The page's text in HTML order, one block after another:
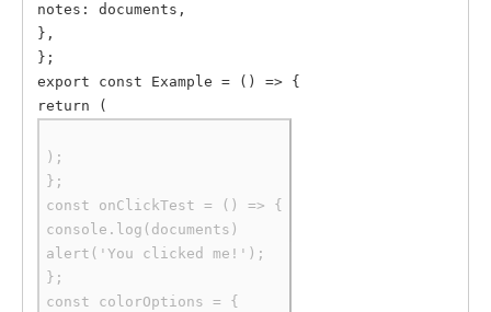
notes: documents,
},
};
export const Example = () => {
);
};
const onClickTest = () => {
console.log(documents)
alert('You clicked me!');
};
const colorOptions = {